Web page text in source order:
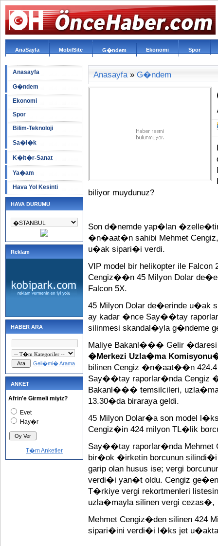
AnaSayfa MobilSite G�ndem Ekonomi Spor
Anasayfa
G�ndem
Ekonomi
Spor
Bilim-Teknoloji
Sa�l�k
K�lt�r-Sanat
Ya�am
Hava Yol Kesinti
HAVA DURUMU
Reklam
HABER ARA
Geli�mi� Arama
ANKET
Afrin'e Girmeli miyiz?
Evet
Hay�r
T�m Anketler
Anasayfa» G�ndem
biliyor muydunuz?
Son d�nemde yap�lan
�n�aat�n sahibi Mehmet
u�ak sipari�i verdi.
VIP model bir helikopter ile Falcon
Cengiz��n 45 Milyon Dolar
Falcon 5X.
45 Milyon Dolar de�erinde u�ak
ay kadar �nce Say��tay
silinmesi skandal�yla g�ndeme
Maliye Bakanl��� Gelir
�Merkezi Uzla�ma
bilinen Cengiz �n�aat��n 424.4
Say��tay raporlar�nda Cengiz
Bakanl��� temsilcileri,
13.30�da biraraya geldi.
45 Milyon Dolar�a son model
Cengiz�in 424 milyon TL�lik
Say��tay raporlar�nda
bir�ok �irketin borcunun silindi�i
garip olan husus ise; vergi
verdi�i yan�t oldu. Cengiz
T�rkiye vergi rekortmenleri
uzla�mayla silinen vergi
Mehmet Cengiz�den silinen 424
sipari�ini verdi�i l�ks jet